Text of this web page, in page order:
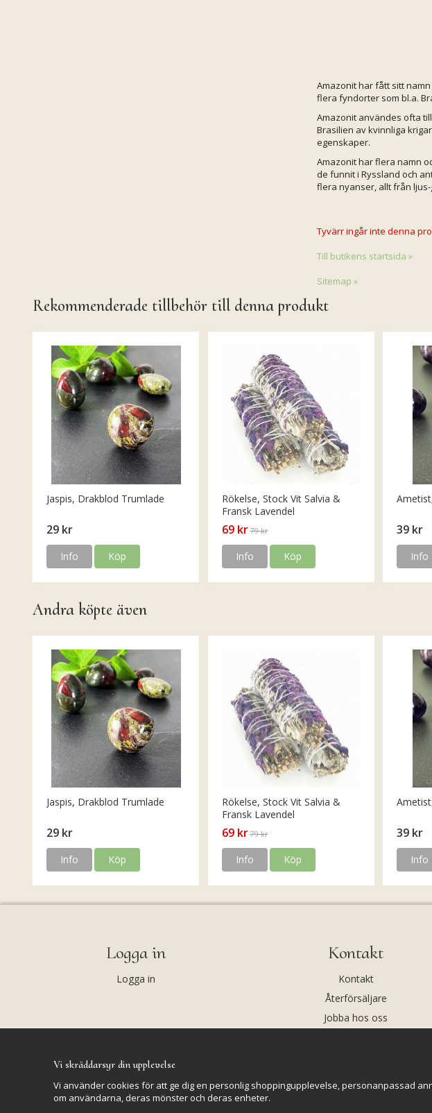
Amazonit har fått sitt
flera fyndorter som bl.a.
Amazonit användes ofta
Brasilien av kvinnliga
egenskaper.
Amazonit har flera namn
de funnit i Ryssland och
flera nyanser, allt från
Tyvärr ingår inte denna
Till butikens startsida »
Sitemap »
Rekommenderade tillbehör till denna produkt
Jaspis, Drakblod Trumlade
29 kr
Info Köp
Rökelse, Stock Vit Salvia &
Fransk Lavendel
69 kr 79 kr
Info Köp
39 kr
Info
Andra köpte även
Jaspis, Drakblod Trumlade
29 kr
Info Köp
Rökelse, Stock Vit Salvia &
Fransk Lavendel
69 kr 79 kr
Info Köp
39 kr
Info
Logga in
Logga in
Kontakt
Kontakt
Återförsäljare
Jobba hos oss
Vi skräddarsyr din upplevelse
Vi använder cookies för att ge dig en personlig shoppingupplevelse, personanpassad
om användarna, deras mönster och deras enheter.